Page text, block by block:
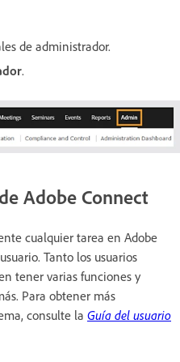
de administrador.
.
Adobe Connect
cualquier tarea en Adobe
Tanto los usuarios
tener varias funciones y
Para obtener más
consulte la Guía del usuario